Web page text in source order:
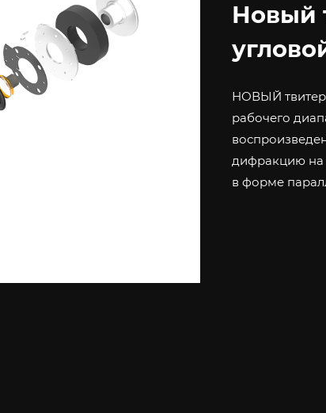
Новый
НОВЫЙ твитер
рабочего
дифракцию на
в форме